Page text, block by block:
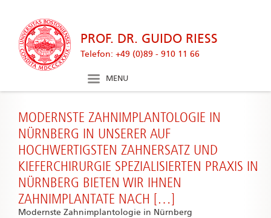
PROF. DR. GUIDO RIESS
Telefon: +49 (0)89 - 910 11 66
MENU
MODERNSTE ZAHNIMPLANTOLOGIE IN
NÜRNBERG IN UNSERER AUF
HOCHWERTIGSTEN ZAHNERSATZ UND
KIEFERCHIRURGIE SPEZIALISIERTEN PRAXIS IN
NÜRNBERG BIETEN WIR IHNEN
ZAHNIMPLANTATE NACH […]
Modernste Zahnimplantologie in Nürnberg
googleplus
icon